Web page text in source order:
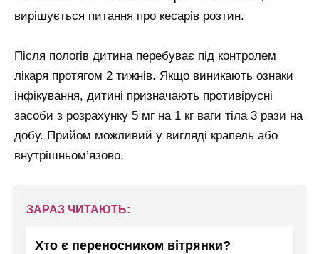
вирішується питання про кесарів розтин.
Після пологів дитина перебуває під контролем
лікаря протягом 2 тижнів. Якщо виникають ознаки
інфікування, дитині призначають противірусні
засоби з розрахунку 5 мг на 1 кг ваги тіла 3 рази на
добу. Прийом можливий у вигляді крапель або
внутрішньом’язово.
ЗАРАЗ ЧИТАЮТЬ:
Хто є переносником вітрянки?